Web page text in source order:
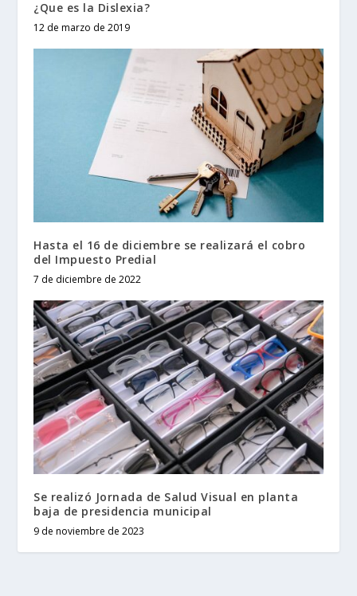
¿Que es la Dislexia?
12 de marzo de 2019
Hasta el 16 de diciembre se realizará el cobro
del Impuesto Predial
7 de diciembre de 2022
Se realizó Jornada de Salud Visual en planta
baja de presidencia municipal
9 de noviembre de 2023